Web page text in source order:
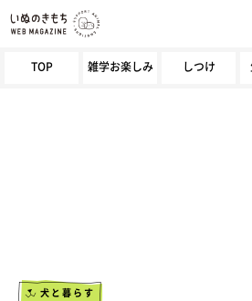
TOP 雑学お楽しみ しつけ
犬と暮らす